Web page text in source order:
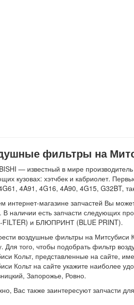
фильтры на
— известный в мире
кузовах: хэтчбек и кабриолет.
4A91, 4G16, 4A90, 4G15, G32BT,
интернет-магазине запчастей Вы
В наличии есть запчасти следующих
FILTER) и БЛЮПРИНТ (BLUE PRINT).
воздушные фильтры на Митсубиси
Для того, чтобы подобрать фильтр
Кольт, представленные на сайте,
Кольт на сайте укажите наиболее
Запорожье, Ровно.
Вас также заинтересуют запчасти для